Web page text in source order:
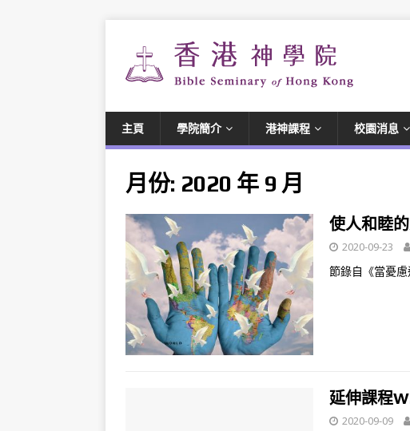
主頁 學院簡介 港神課程 校園消息
月份: 2020 年 9 月
使人和睦
2020-09-23
節錄自《當憂
延伸課程
2020-09-09